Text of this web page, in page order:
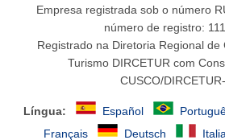
Empresa registrada sob o número
número de registro:
Registrado na Diretoria Regional de
Turismo DIRCETUR com
CUSCO/
Língua: Español
Français
Deutsch